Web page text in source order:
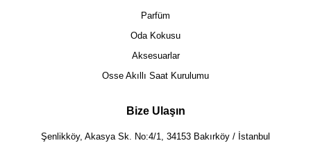
Parfüm
Oda Kokusu
Aksesuarlar
Osse Akıllı Saat Kurulumu
Bize Ulaşın
Şenlikköy, Akasya Sk. No:4/1, 34153 Bakırköy / İstanbul